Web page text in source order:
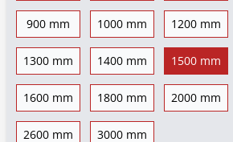
900 mm 1000 mm 1200 mm
1300 mm 1400 mm 1500 mm
1600 mm 1800 mm 2000 mm
2600 mm 3000 mm